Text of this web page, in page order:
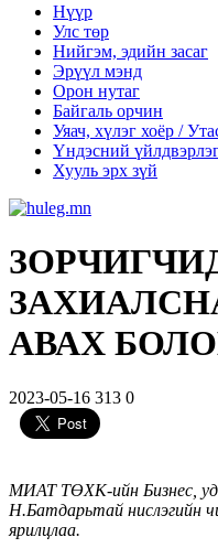
Нүүр
Улс төр
Нийгэм, эдийн засаг
Эрүүл мэнд
Орон нутаг
Байгаль орчин
Уяач, хүлэг хоёр /
Үндэсний
Хууль эрх зүй
АВАХ
2023-05-16 313 0
МИАТ ТӨХК-ийн Бизнес,
Н.Батдарьтай нислэгийн
ярилцлаа.